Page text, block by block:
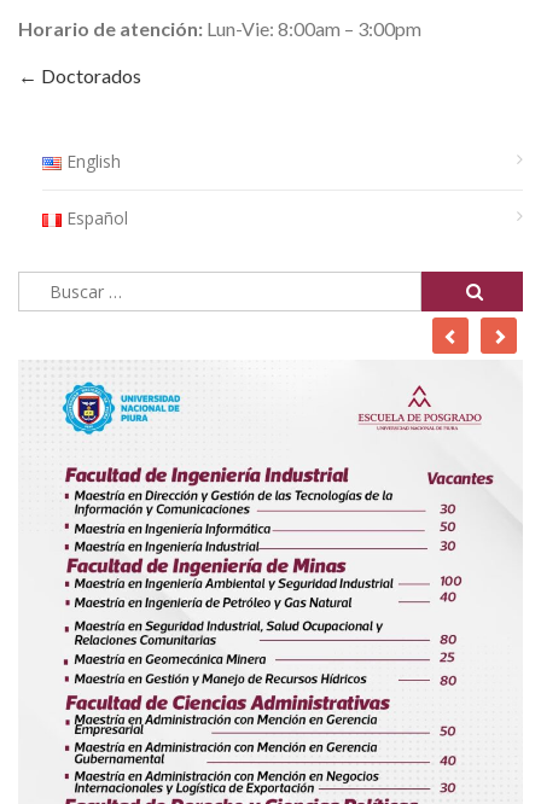
Horario de atención: Lun-Vie: 8:00am – 3:00pm
← Doctorados
English
Español
Buscar: